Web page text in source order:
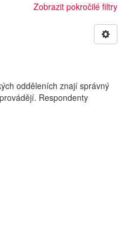
Zobrazit pokročilé filtry
odděleních znají správný
Respondenty